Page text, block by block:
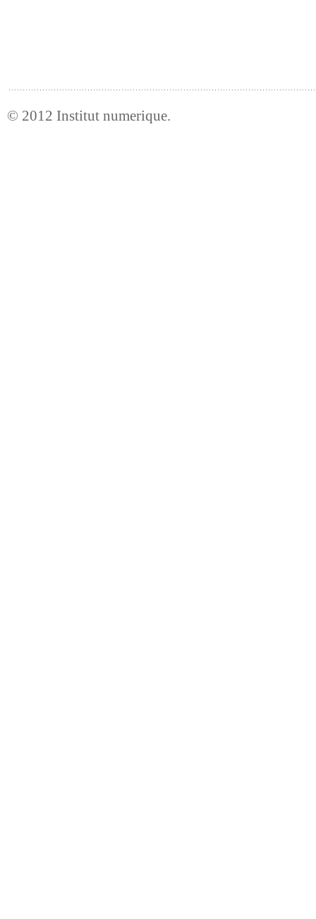
© 2012 Institut numerique.